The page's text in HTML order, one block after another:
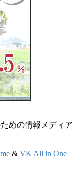
めの情報メディア
& VK All in One